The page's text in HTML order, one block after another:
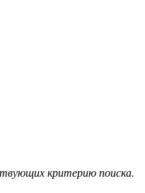
критерию поиска.